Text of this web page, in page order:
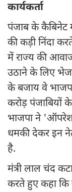
कार्यकर्ता
पंजाब के कैबिनेट
की कड़ी निंदा
में राज्य की
उठाने के लिए
के बजाय वे
करोड़ पंजाबियों
भाजपा ने
धमकी देकर इन
है.
मंत्री लाल चंद
करते हुए कहा